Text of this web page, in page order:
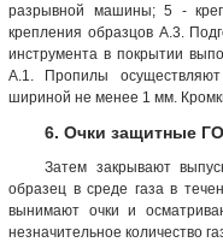
разрывной машины; 5 -
крепления образцов А.3.
инструмента в покрытии
А.1. Пропилы
шириной не менее 1 мм.
6. Очки защитные
Затем закрывают
образец в среде газа в
вынимают очки и
незначительное количество